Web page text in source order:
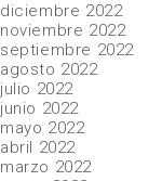
diciembre 2022
noviembre 2022
septiembre 2022
agosto 2022
julio 2022
junio 2022
mayo 2022
abril 2022
marzo 2022